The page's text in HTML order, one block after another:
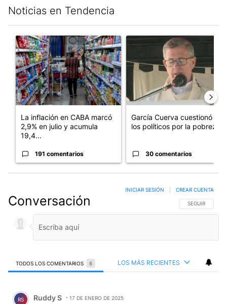
Noticias en Tendencia
Un artículo de tendencia con el título "La inflación en CABA
La inflación en CABA marcó
2,9% en julio y acumula
19,4...
191 comentarios
Un artículo de tendencia con
García Cuerva cuestionó a
los políticos por la pobreza
30 comentarios
Conversación SIGA ESTA
SEGUIR
INICIAR SESIÓN CREAR CUENTA
TODOS LOS COMENTARIOS 6 LOS MÁS RECIENTES
Comentario de Ruddy S.
RS Ruddy S 17 DE ENERO DE 2025